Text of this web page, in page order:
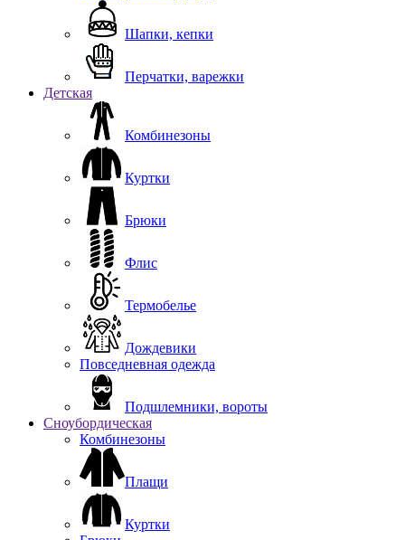
Шапки, кепки
Перчатки, варежки
Детская
Комбинезоны
Куртки
Брюки
Флис
Термобелье
Дождевики
Повседневная одежда
Подшлемники, вороты
Сноубордическая
Комбинезоны
Плащи
Куртки